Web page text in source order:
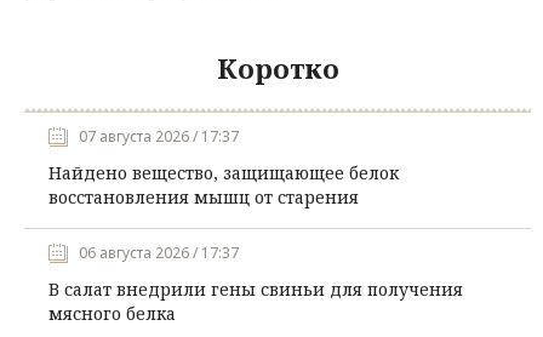
Коротко
07 августа 2026 / 17:37
Найдено вещество, защищающее белок
восстановления мышц от старения
06 августа 2026 / 17:37
В салат внедрили гены свиньи для получения
мясного белка